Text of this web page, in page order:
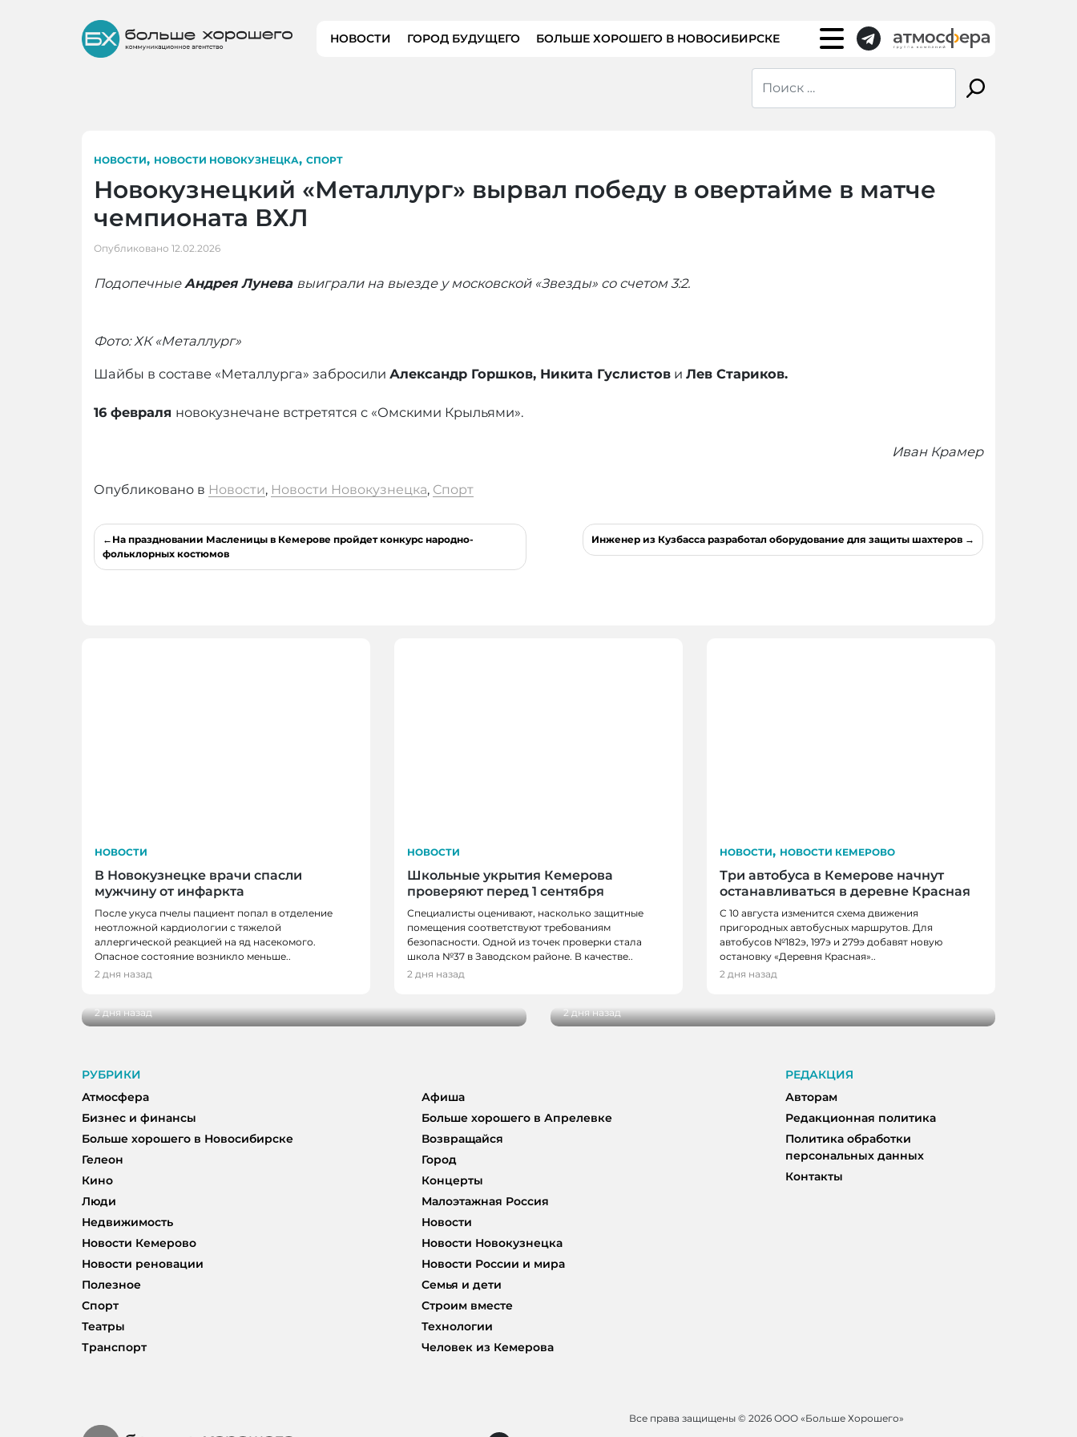
НОВОСТИ ГОРОД БУДУЩЕГО БОЛЬШЕ ХОРОШЕГО В НОВОСИБИРСКЕ
НОВОСТИ, НОВОСТИ НОВОКУЗНЕЦКА, СПОРТ
Новокузнецкий «Металлург» вырвал победу в овертайме в матче
чемпионата ВХЛ
Опубликовано 12.02.2026
Подопечные Андрея Лунева выиграли на выезде у московской «Звезды» со счетом 3:2.
Фото: ХК «Металлург»
Шайбы в составе «Металлурга» забросили Александр Горшков, Никита Гуслистов и Лев Стариков.
16 февраля новокузнечане встретятся с «Омскими Крыльями».
Иван Крамер
Опубликовано в Новости, Новости Новокузнецка, Спорт
Навигация
по
На праздновании Масленицы в Кемерове пройдет конкурс народно-
фольклорных костюмов
Инженер из Кузбасса разработал оборудование для защиты шахтеров
НОВОСТИ
В Новокузнецке врачи спасли
мужчину от инфаркта
После укуса пчелы пациент попал в отделение
неотложной кардиологии с тяжелой
аллергической реакцией на яд насекомого.
Опасное состояние возникло меньше..
2 дня назад
НОВОСТИ
Школьные укрытия Кемерова
проверяют перед 1 сентября
Специалисты оценивают, насколько защитные
помещения соответствуют требованиям
безопасности. Одной из точек проверки стала
школа №37 в Заводском районе. В качестве..
2 дня назад
НОВОСТИ, НОВОСТИ КЕМЕРОВО
Три автобуса в Кемерове начнут
останавливаться в деревне Красная
С 10 августа изменится схема движения
пригородных автобусных маршрутов. Для
автобусов №182э, 197э и 279э добавят новую
остановку «Деревня Красная»..
2 дня назад
НОВОСТИ
В Кузбассе наградили лучших тренеров, спортсменов и
2 дня назад
НОВОСТИ, НОВОСТИ КЕМЕРОВО
В Кемерове более 280 школьников получили помощь перед
2 дня назад
РУБРИКИ
Атмосфера
Афиша
Бизнес и финансы
Больше хорошего в Апрелевке
Больше хорошего в Новосибирске
Возвращайся
Гелеон
Город
Кино
Концерты
Люди
Малоэтажная Россия
Недвижимость
Новости
Новости Кемерово
Новости Новокузнецка
Новости реновации
Новости России и мира
Полезное
Семья и дети
Спорт
Строим вместе
Театры
Технологии
Транспорт
Человек из Кемерова
РЕДАКЦИЯ
Авторам
Редакционная политика
Политика обработки
персональных данных
Контакты
Все права защищены © 2026 ООО «Больше Хорошего»